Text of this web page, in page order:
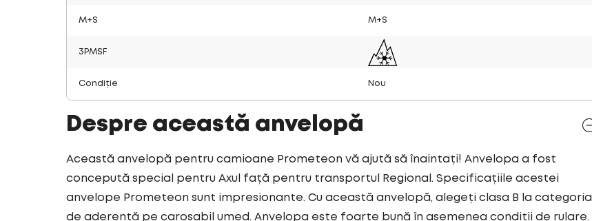
M+S M+S
3PMSF
Condiție Nou
Despre această anvelopă
Această anvelopă pentru camioane Prometeon vă ajută să înaintați! Anvelopa a fost
concepută special pentru Axul față pentru transportul Regional. Specificațiile acestei
anvelope Prometeon sunt impresionante. Cu această anvelopă, alegeți clasa B la categoria
de aderență pe carosabil umed. Anvelopa este foarte bună în asemenea condiții de rulare.